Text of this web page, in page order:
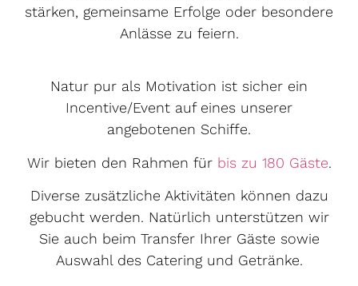
stärken, gemeinsame Erfolge oder besondere
Anlässe zu feiern.
Natur pur als Motivation ist sicher ein
Incentive/Event auf eines unserer
angebotenen Schiffe.
Wir bieten den Rahmen für bis zu 180 Gäste.
Diverse zusätzliche Aktivitäten können dazu
gebucht werden. Natürlich unterstützen wir
Sie auch beim Transfer Ihrer Gäste sowie
Auswahl des Catering und Getränke.